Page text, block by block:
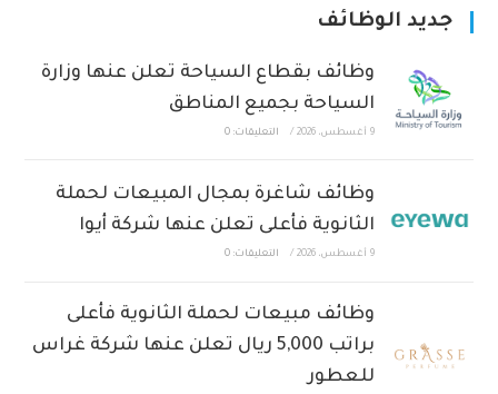
جديد الوظائف
وظائف بقطاع السياحة تعلن عنها وزارة
السياحة بجميع المناطق
9 أغسطس، 2026 / التعليقات: 0
وظائف شاغرة بمجال المبيعات لحملة
الثانوية فأعلى تعلن عنها شركة أيوا
9 أغسطس، 2026 / التعليقات: 0
وظائف مبيعات لحملة الثانوية فأعلى
براتب 5,000 ريال تعلن عنها شركة غراس
للعطور